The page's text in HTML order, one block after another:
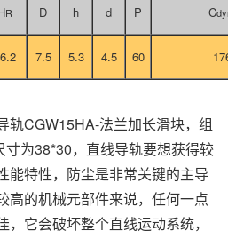
R D h d P C
7.5 5.3 4.5 60
轨CGW15HA-法兰加长滑块，组
为38*30，直线导轨要想获得较
能特性，防尘是非常关键的主导
高的机械元部件来说，任何一点
它会破坏整个直线运动系统，